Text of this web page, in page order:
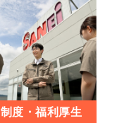
制度・福利厚生